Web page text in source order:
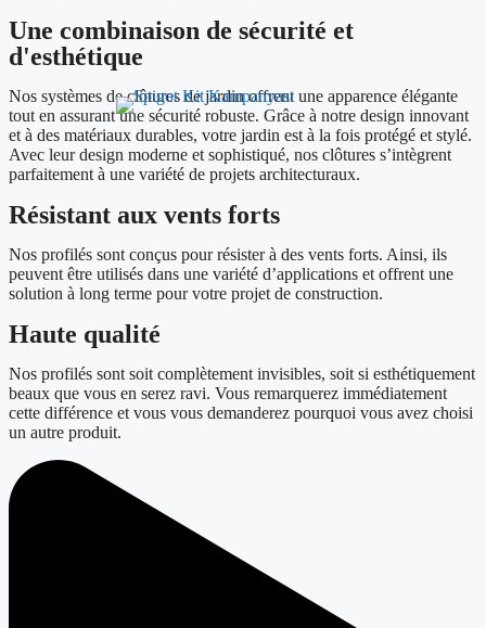
Une combinaison de sécurité et
d'esthétique
Nos systèmes de clôtures de jardin offrent une apparence élégante
tout en assurant une sécurité robuste. Grâce à notre design innovant
et à des matériaux durables, votre jardin est à la fois protégé et stylé.
Avec leur design moderne et sophistiqué, nos clôtures s’intègrent
parfaitement à une variété de projets architecturaux.
Résistant aux vents forts
Nos profilés sont conçus pour résister à des vents forts. Ainsi, ils
peuvent être utilisés dans une variété d’applications et offrent une
solution à long terme pour votre projet de construction.
Haute qualité
Nos profilés sont soit complètement invisibles, soit si esthétiquement
beaux que vous en serez ravi. Vous remarquerez immédiatement
cette différence et vous vous demanderez pourquoi vous avez choisi
un autre produit.